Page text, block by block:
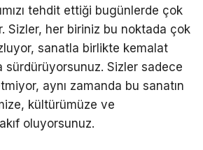
tehdit ettiği bugünlerde çok
Sizler, her biriniz bu noktada çok
sanatla birlikte kemalat
sürdürüyorsunuz. Sizler sadece
aynı zamanda bu sanatın
kültürümüze ve
oluyorsunuz.